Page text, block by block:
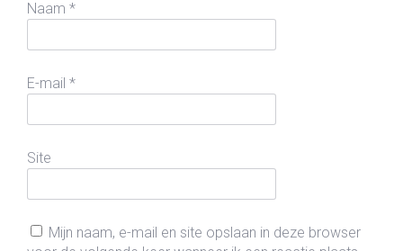
Naam *
E-mail *
Site
Mijn naam, e-mail en site opslaan in deze browser